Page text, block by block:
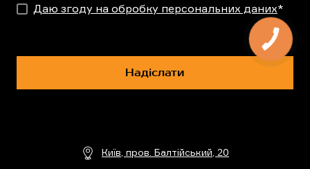
Даю згоду на обробку персональних даних*
Надіслати
Київ, пров. Балтійський, 20